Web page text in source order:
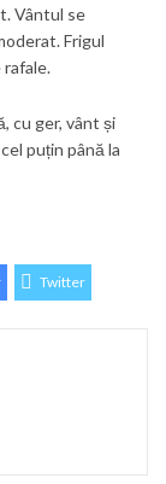
Vântul se
Frigul
cu ger, vânt și
puțin până la
Twitter